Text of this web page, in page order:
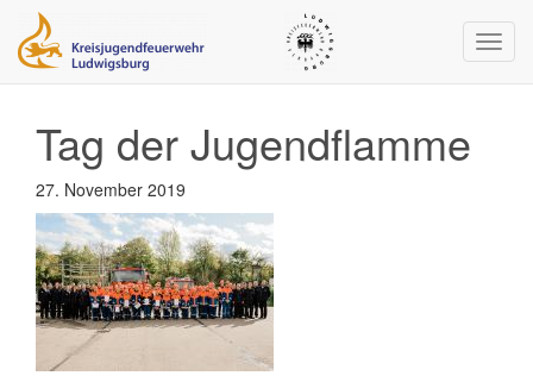
ein-/
Tag der Jugendflamme
27. November 2019